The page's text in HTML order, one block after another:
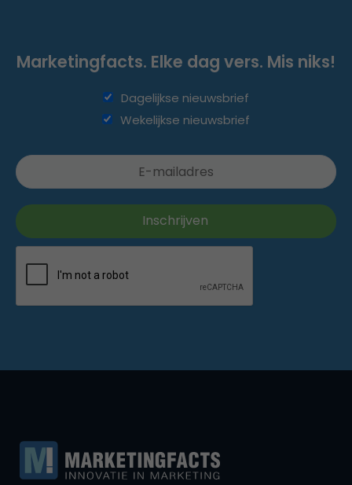
Marketingfacts. Elke dag vers. Mis niks!
Dagelijkse nieuwsbrief
Wekelijkse nieuwsbrief